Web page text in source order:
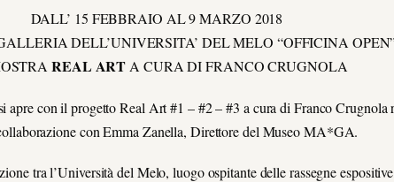
DALL’ 15 FEBBRAIO AL 9 MARZO 2018
DELL’UNIVERSITA’ DEL MELO “OFFICINA
REAL ARTA CURA DI FRANCO CRUGNOLA
con il progetto Real Art #1 – #2 – #3 a cura di Franco Crugnola
con Emma Zanella, Direttore del Museo MA*GA.
tra l’Università del Melo, luogo ospitante delle rassegne